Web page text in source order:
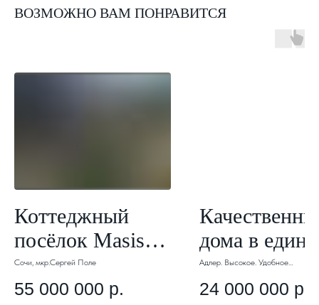
ВОЗМОЖНО ВАМ ПОНРАВИТСЯ
Коттеджный
посёлок Masis
Residence. Арт
051.
Сочи, мкр.Сергей Поле
55 000 000 р.
дома в
стиле. Арт
Адлер. Высокое. Удобное
Развитый район.
24 000 000 р.